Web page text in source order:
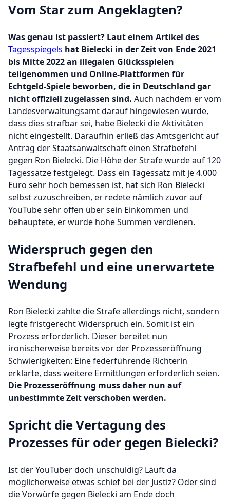
Vom Star zum Angeklagten?
Was genau ist passiert? Laut einem Artikel des
Tagesspiegels hat Bielecki in der Zeit von Ende 2021
bis Mitte 2022 an illegalen Glücksspielen
teilgenommen und Online-Plattformen für
Echtgeld-Spiele beworben, die in Deutschland gar
nicht offiziell zugelassen sind. Auch nachdem er vom
Landesverwaltungsamt darauf hingewiesen wurde,
dass dies strafbar sei, habe Bielecki die Aktivitäten
nicht eingestellt. Daraufhin erließ das Amtsgericht auf
Antrag der Staatsanwaltschaft einen Strafbefehl
gegen Ron Bielecki. Die Höhe der Strafe wurde auf 120
Tagessätze festgelegt. Dass ein Tagessatz mit je 4.000
Euro sehr hoch bemessen ist, hat sich Ron Bielecki
selbst zuzuschreiben, er redete nämlich zuvor auf
YouTube sehr offen über sein Einkommen und
behauptete, er würde hohe Summen verdienen.
Widerspruch gegen den
Strafbefehl und eine unerwartete
Wendung
Ron Bielecki zahlte die Strafe allerdings nicht, sondern
legte fristgerecht Widerspruch ein. Somit ist ein
Prozess erforderlich. Dieser bereitet nun
ironischerweise bereits vor der Prozesseröffnung
Schwierigkeiten: Eine federführende Richterin
erklärte, dass weitere Ermittlungen erforderlich seien.
Die Prozesseröffnung muss daher nun auf
unbestimmte Zeit verschoben werden.
Spricht die Vertagung des
Prozesses für oder gegen Bielecki?
Ist der YouTuber doch unschuldig? Läuft da
möglicherweise etwas schief bei der Justiz? Oder sind
die Vorwürfe gegen Bielecki am Ende doch